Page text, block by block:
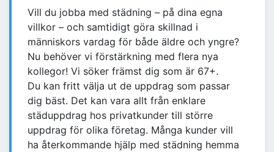
Vill du jobba med städning – på dina egna
villkor – och samtidigt göra skillnad i
människors vardag för både äldre och yngre?
Nu behöver vi förstärkning med flera nya
kollegor! Vi söker främst dig som är 67+.
Du kan fritt välja ut de uppdrag som passar
dig bäst. Det kan vara allt från enklare
städuppdrag hos privatkunder till större
uppdrag för olika företag. Många kunder vill
ha återkommande hjälp med städning hemma